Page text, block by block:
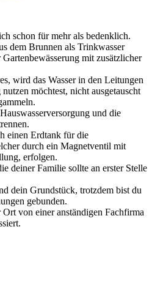
schon für mehr als bedenklich.
dem Brunnen als Trinkwasser
mit zusätzlicher
wird das Wasser in den Leitungen
möchtest, nicht ausgetauscht
und die
einen Erdtank für die
durch ein Magnetventil mit
erfolgen.
deiner Familie sollte an erster Stelle
dein Grundstück, trotzdem bist du
gebunden.
von einer anständigen Fachfirma